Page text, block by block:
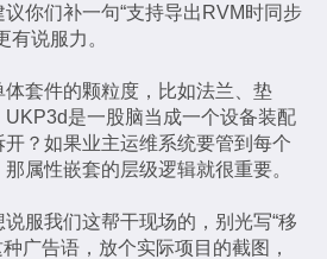
你们补一句“支持导出RVM时同步
有说服力。
套件的颗粒度，比如法兰、垫
UKP3d是一股脑当成一个设备装配
？如果业主运维系统要管到每个
属性嵌套的层级逻辑就很重要。
服我们这帮干现场的，别光写“移
广告语，放个实际项目的截图，